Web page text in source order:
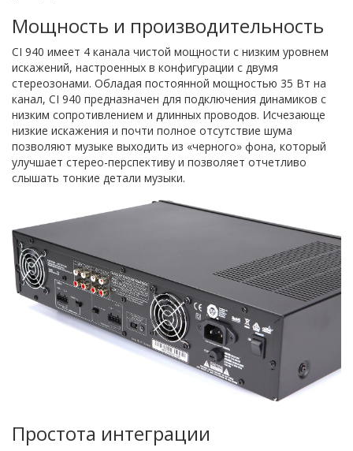
Мощность и производительность
CI 940 имеет 4 канала чистой мощности с низким уровнем
искажений, настроенных в конфигурации с двумя
стереозонами. Обладая постоянной мощностью 35 Вт на
канал, CI 940 предназначен для подключения динамиков с
низким сопротивлением и длинных проводов. Исчезающе
низкие искажения и почти полное отсутствие шума
позволяют музыке выходить из «черного» фона, который
улучшает стерео-перспективу и позволяет отчетливо
слышать тонкие детали музыки.
Простота интеграции